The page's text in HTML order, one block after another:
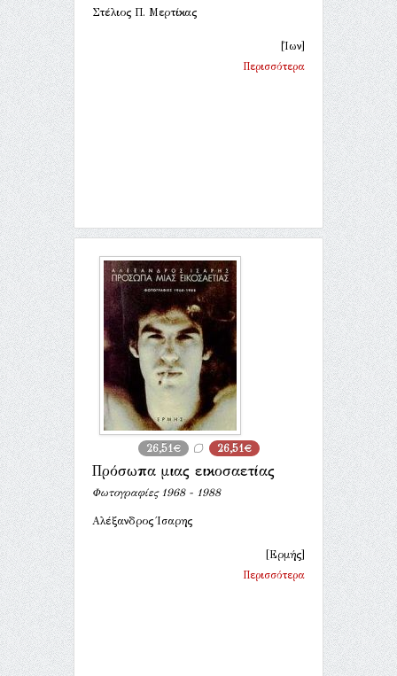
Στέλιος Π. Μερτίκας
[Ίων]
Περισσότερα
26,51€ 26,51€
Πρόσωπα μιας εικοσαετίας
Φωτογραφίες 1968 - 1988
Αλέξανδρος Ίσαρης
[Ερμής]
Περισσότερα